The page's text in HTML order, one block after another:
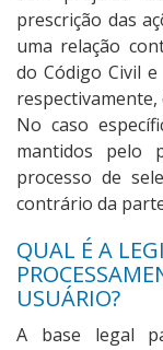
prescrição das
uma relação
do Código Civil
No caso
mantidos pelo
processo de
contrário da
QUAL É A
USUÁRIO?
A base legal